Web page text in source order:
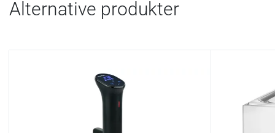
Alternative produkter